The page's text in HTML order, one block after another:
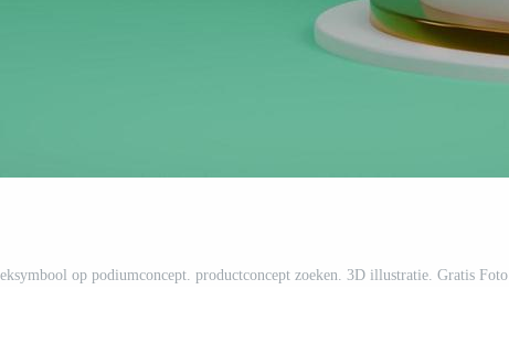
op podiumconcept. productconcept zoeken. 3D illustratie. Gratis Foto